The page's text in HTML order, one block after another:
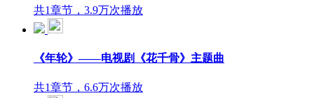
共1章节，3.9万次播放
《年轮》——电视剧《花千骨》主题曲
共1章节，6.6万次播放